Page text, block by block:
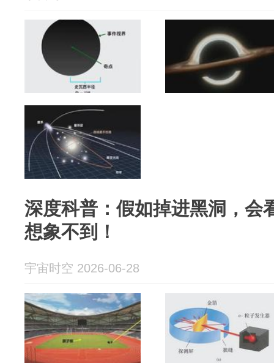
深度科普：假如掉进黑洞，会
想象不到！
宇宙时空 2026-06-28